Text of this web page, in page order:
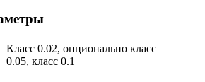
Класс 0.02, опционально класс
0.05, класс 0.1